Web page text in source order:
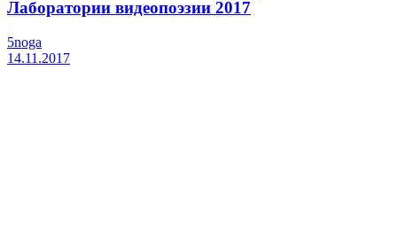
Лаборатории видеопоэзии 2017
5noga
14.11.2017